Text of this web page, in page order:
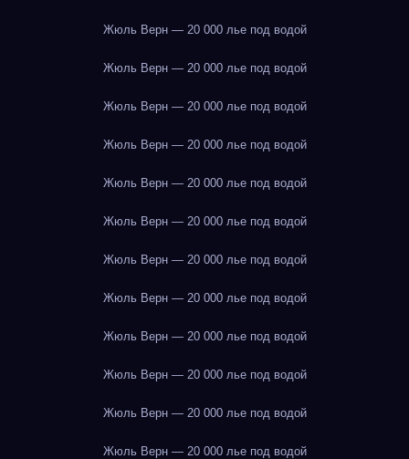
Жюль Верн — 20 000 лье под водой
Жюль Верн — 20 000 лье под водой
Жюль Верн — 20 000 лье под водой
Жюль Верн — 20 000 лье под водой
Жюль Верн — 20 000 лье под водой
Жюль Верн — 20 000 лье под водой
Жюль Верн — 20 000 лье под водой
Жюль Верн — 20 000 лье под водой
Жюль Верн — 20 000 лье под водой
Жюль Верн — 20 000 лье под водой
Жюль Верн — 20 000 лье под водой
Жюль Верн — 20 000 лье под водой